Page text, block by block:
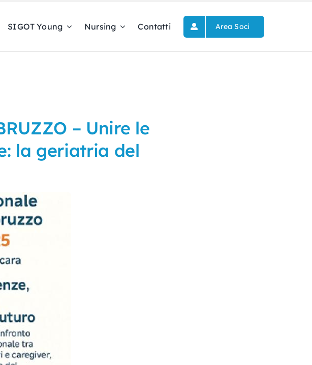
SIGOT Young Nursing Contatti Area Soci
– Unire le
la geriatria del